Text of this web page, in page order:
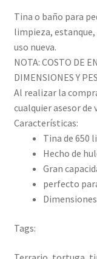
Tina o baño para
limpieza,
uso nueva.
NOTA: COSTO DE
DIMENSIONES Y
Al realizar la
cualquier asesor de
Características:
Tina de 650
Hecho de
Gran
perfecto
Tags: